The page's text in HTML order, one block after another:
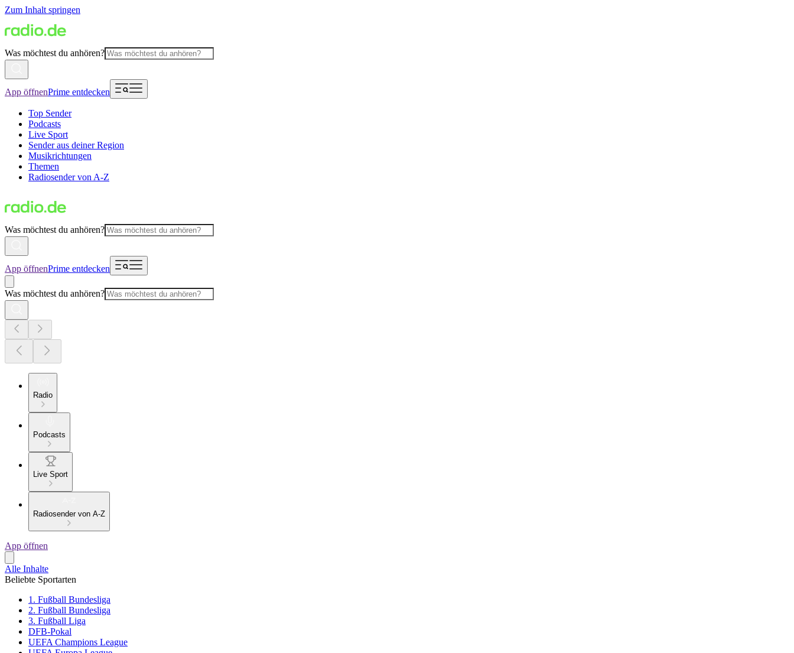
Zum Inhalt springen
Was möchtest du anhören?
App öffnenPrime entdecken
Top Sender
Podcasts
Live Sport
Sender aus deiner Region
Musikrichtungen
Themen
Radiosender von A-Z
Was möchtest du anhören?
App öffnenPrime entdecken
Was möchtest du anhören?
Radio
Podcasts
Live Sport
Radiosender von A-Z
App öffnen
Alle Inhalte
Beliebte Sportarten
1. Fußball Bundesliga
2. Fußball Bundesliga
3. Fußball Liga
DFB-Pokal
UEFA Champions League